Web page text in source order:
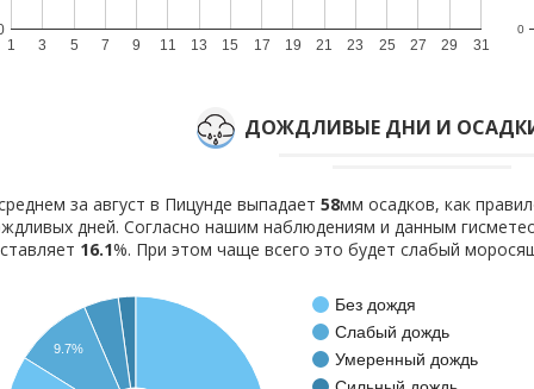
1 3 5 7 9 11 13 15 17 19 21 23 25 27 29 31
0
ДОЖДЛИВЫЕ ДНИ И ОСАДКИ
за август в Пицунде выпадает 58мм осадков, как
дней. Согласно нашим наблюдениям и данным
16.1%. При этом чаще всего это будет слабый
Без дождя
Слабый дождь
Умеренный дождь
9.7%